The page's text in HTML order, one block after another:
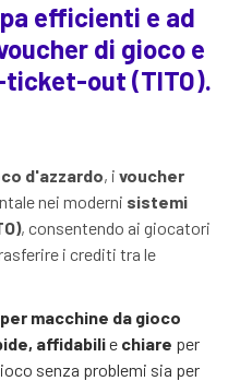
efficienti e ad
di gioco e
out (TITO).
d'azzardo, i voucher
nei moderni sistemi
, consentendo ai giocatori
i crediti tra le
macchine da gioco
affidabilie chiare per
senza problemi sia per